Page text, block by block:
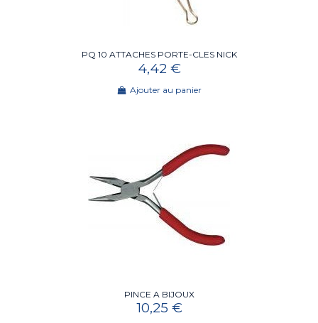
PQ 10 ATTACHES PORTE-CLES NICK
4,42 €
Ajouter au panier
PINCE A BIJOUX
10,25 €